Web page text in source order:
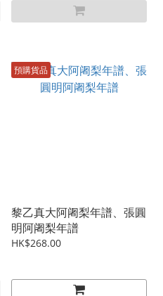
預購貨品
黎乙真大阿阇梨年譜、張圓
明阿阇梨年譜
HK$268.00